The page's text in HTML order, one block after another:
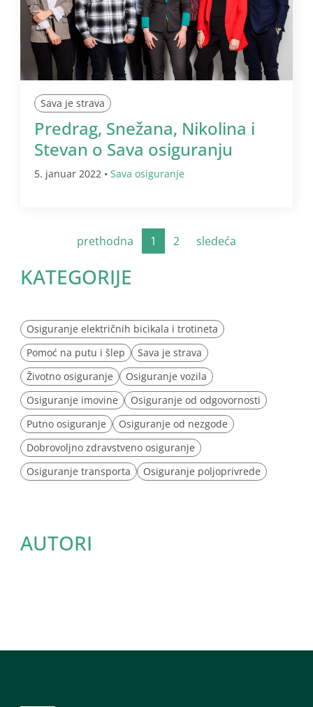
Sava je strava
Predrag, Snežana, Nikolina i
Stevan o Sava osiguranju
5. januar 2022 • Sava osiguranje
prethodna 1 2 sledeća
KATEGORIJE
Osiguranje električnih bicikala i trotineta
Pomoć na putu i šlep
Sava je strava
Životno osiguranje
Osiguranje vozila
Osiguranje imovine
Osiguranje od odgovornosti
Putno osiguranje
Osiguranje od nezgode
Dobrovoljno zdravstveno osiguranje
Osiguranje transporta
Osiguranje poljoprivrede
AUTORI